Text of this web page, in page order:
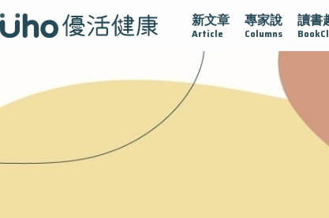
新文章
Article
專家說
Columns
讀書
醫學 愛的未來視 認識攝護腺肥大 守護骨骼健康